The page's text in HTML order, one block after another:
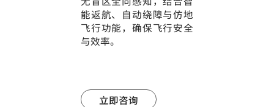
能返航、自动绕障与仿地
飞行功能，确保飞行安全
与效率。
立即咨询